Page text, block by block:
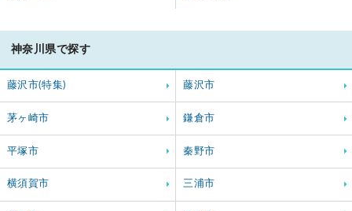
神奈川県で探す
藤沢市(特集) 藤沢市
茅ヶ崎市 鎌倉市
平塚市 秦野市
横須賀市 三浦市